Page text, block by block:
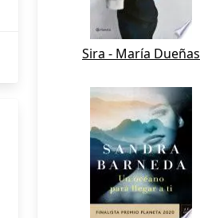
Sira - María Dueñas